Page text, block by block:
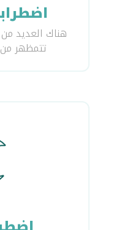
هناك العديد
تتمظهر